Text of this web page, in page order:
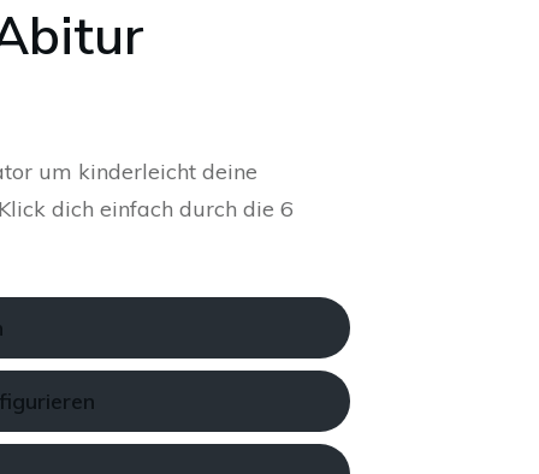
um kinderleicht deine
dich einfach durch die 6